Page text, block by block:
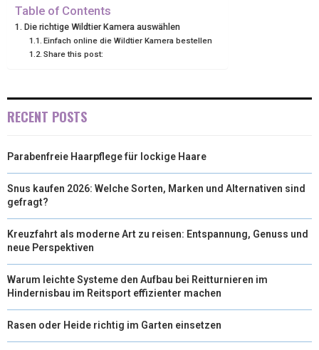
T
E
R
K S
Table of Contents
Die richtige Wildtier Kamera auswählen
Einfach online die Wildtier Kamera bestellen
Share this post:
RECENT POSTS
Parabenfreie Haarpflege für lockige Haare
Snus kaufen 2026: Welche Sorten, Marken und Alternativen sind
gefragt?
Kreuzfahrt als moderne Art zu reisen: Entspannung, Genuss und
neue Perspektiven
Warum leichte Systeme den Aufbau bei Reitturnieren im
Hindernisbau im Reitsport effizienter machen
Rasen oder Heide richtig im Garten einsetzen